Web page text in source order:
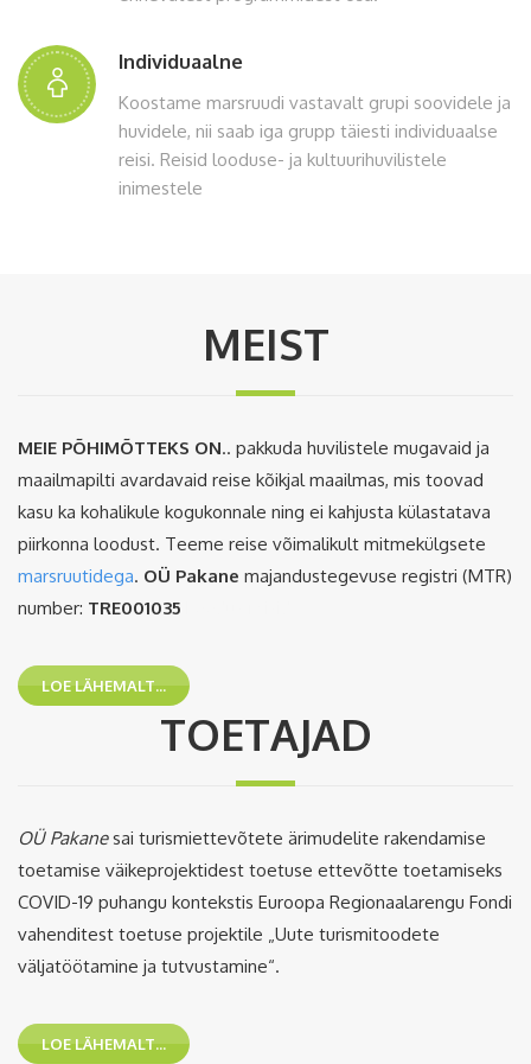
Individuaalne
Koostame marsruudi vastavalt grupi soovidele ja
huvidele, nii saab iga grupp täiesti individuaalse
reisi. Reisid looduse- ja kultuurihuvilistele
inimestele
MEIST
MEIE PÕHIMÕTTEKS ON.. pakkuda huvilistele mugavaid ja
maailmapilti avardavaid reise kõikjal maailmas, mis toovad
kasu ka kohalikule kogukonnale ning ei kahjusta külastatava
piirkonna loodust. Teeme reise võimalikult mitmekülgsete
marsruutidega. OÜ Pakane majandustegevuse registri (MTR)
number: TRE001035
LOE LÄHEMALT...
TOETAJAD
OÜ Pakanesai turismiettevõtete ärimudelite rakendamise
toetamise väikeprojektidest toetuse ettevõtte toetamiseks
COVID-19 puhangu kontekstis Euroopa Regionaalarengu Fondi
vahenditest toetuse projektile „Uute turismitoodete
väljatöötamine ja tutvustamine“.
LOE LÄHEMALT...